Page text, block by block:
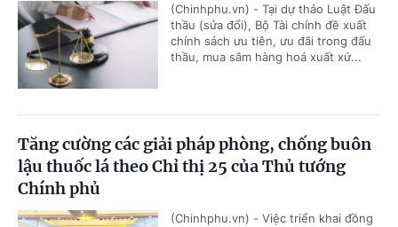
(Chinhphu.vn) - Tại dự thảo Luật Đấu
thầu (sửa đổi), Bộ Tài chính đề xuất
chính sách ưu tiên, ưu đãi trong đấu
thầu, mua sắm hàng hoá xuất xứ...
Tăng cường các giải pháp phòng, chống buôn
lậu thuốc lá theo Chỉ thị 25 của Thủ tướng
Chính phủ
(Chinhphu.vn) - Việc triển khai đồng